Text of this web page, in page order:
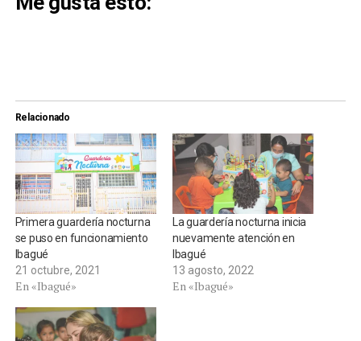
Relacionado
Primera guardería nocturna
se puso en funcionamiento
Ibagué
21 octubre, 2021
En «Ibagué»
La guardería nocturna inicia
nuevamente atención en
Ibagué
13 agosto, 2022
En «Ibagué»